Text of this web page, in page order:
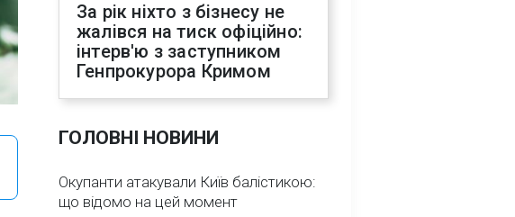
За рік ніхто з бізнесу не
жалівся на тиск офіційно:
інтерв'ю з заступником
Генпрокурора Кримом
ГОЛОВНІ НОВИНИ
Окупанти атакували Київ балістикою:
що відомо на цей момент